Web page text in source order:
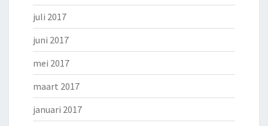
juli 2017
juni 2017
mei 2017
maart 2017
januari 2017